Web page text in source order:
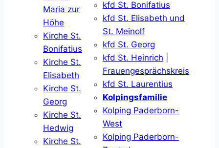
Maria zur
Höhe
Kirche St.
Bonifatius
Kirche St.
Elisabeth
Kirche St.
Georg
Kirche St.
Hedwig
Kirche St.
kfd St. Bonifatius
kfd St. Elisabeth und
St. Meinolf
kfd St. Georg
kfd St. Heinrich
Frauengesprächskreis
kfd St. Laurentius
Kolpingsfamilie
Kolping Paderborn-
West
Kolping Paderborn-